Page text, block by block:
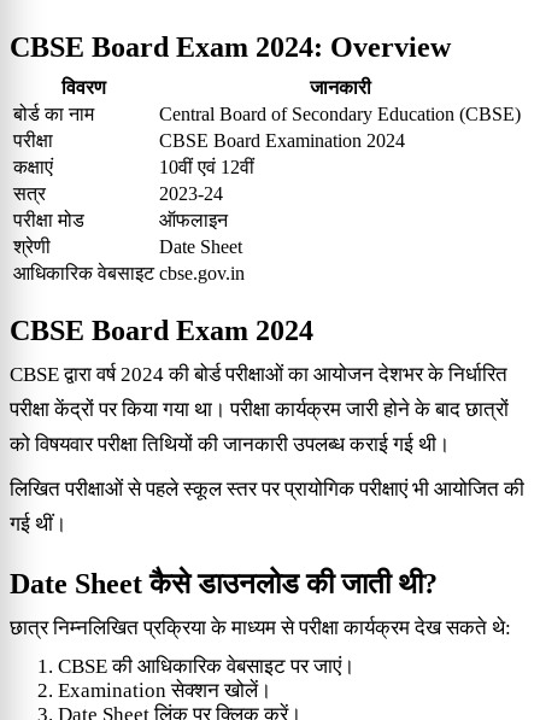
CBSE Board Exam 2024: Overview
विवरण
जानकारी
बोर्ड का नाम
Central Board of Secondary Education (CBSE)
परीक्षा
CBSE Board Examination 2024
कक्षाएं
10वीं एवं 12वीं
सत्र
2023-24
परीक्षा मोड
ऑफलाइन
श्रेणी
Date Sheet
आधिकारिक वेबसाइट cbse.gov.in
CBSE Board Exam 2024
CBSE द्वारा वर्ष 2024 की बोर्ड परीक्षाओं का आयोजन देशभर के निर्धारित
परीक्षा केंद्रों पर किया गया था। परीक्षा कार्यक्रम जारी होने के बाद छात्रों
को विषयवार परीक्षा तिथियों की जानकारी उपलब्ध कराई गई थी।
लिखित परीक्षाओं से पहले स्कूल स्तर पर प्रायोगिक परीक्षाएं भी आयोजित की
गई थीं।
Date Sheet कैसे डाउनलोड की जाती थी?
छात्र निम्नलिखित प्रक्रिया के माध्यम से परीक्षा कार्यक्रम देख सकते थे:
CBSE की आधिकारिक वेबसाइट पर जाएं।
Examination सेक्शन खोलें।
Date Sheet लिंक पर क्लिक करें।